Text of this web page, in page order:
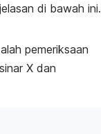
di bawah ini.
pemeriksaan
X dan